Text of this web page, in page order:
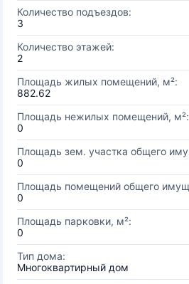
Количество подъездов:
3
Количество этажей:
2
Площадь жилых помещений, м²:
882.62
Площадь нежилых помещений, м²:
0
Площадь зем. участка общего
0
Площадь помещений общего
0
Площадь парковки, м²:
0
Тип дома:
Многоквартирный дом